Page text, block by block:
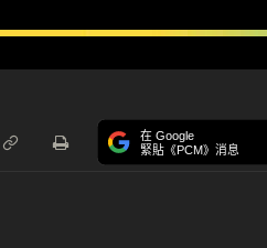
在 Google
緊貼《PCM》消息